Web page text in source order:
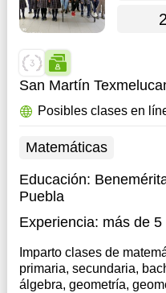
San Martín
Posibles clases en
Matemáticas
Educación:
Puebla
Experiencia: más de 5
Imparto clases de
primaria, secundaria,
álgebra, geometría,